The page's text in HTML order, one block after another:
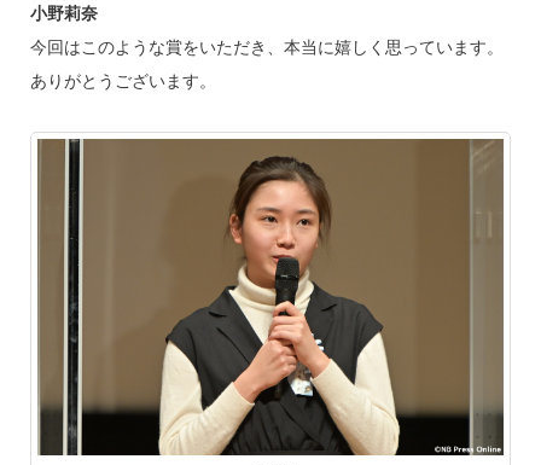
小野莉奈
今回はこのような賞をいただき、本当に嬉しく思っています。
ありがとうございます。